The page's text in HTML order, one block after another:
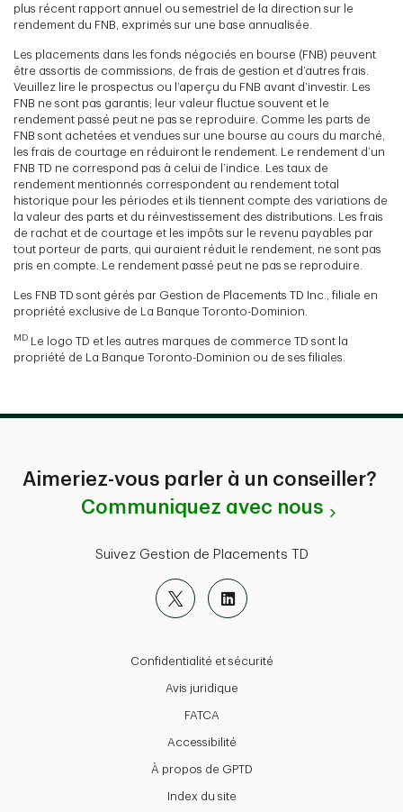
plus récent rapport annuel ou semestriel de la direction sur le
rendement du FNB, exprimés sur une base annualisée.
Les placements dans les fonds négociés en bourse (FNB) peuvent
être assortis de commissions, de frais de gestion et d’autres frais.
Veuillez lire le prospectus ou l’aperçu du FNB avant d’investir. Les
FNB ne sont pas garantis; leur valeur fluctue souvent et le
rendement passé peut ne pas se reproduire. Comme les parts de
FNB sont achetées et vendues sur une bourse au cours du marché,
les frais de courtage en réduiront le rendement. Le rendement d’un
FNB TD ne correspond pas à celui de l’indice. Les taux de
rendement mentionnés correspondent au rendement total
historique pour les périodes et ils tiennent compte des variations de
la valeur des parts et du réinvestissement des distributions. Les frais
de rachat et de courtage et les impôts sur le revenu payables par
tout porteur de parts, qui auraient réduit le rendement, ne sont pas
pris en compte. Le rendement passé peut ne pas se reproduire.
Les FNB TD sont gérés par Gestion de Placements TD Inc., filiale en
propriété exclusive de La Banque Toronto-Dominion.
MD
Le logo TD et les autres marques de commerce TD sont la
propriété de La Banque Toronto-Dominion ou de ses filiales.
Aimeriez-vous parler à un conseiller?
Communiquez avec nous
Suivez Gestion de Placements TD
Confidentialité et sécurité
Avis juridique
FATCA
Accessibilité
À propos de GPTD
Index du site